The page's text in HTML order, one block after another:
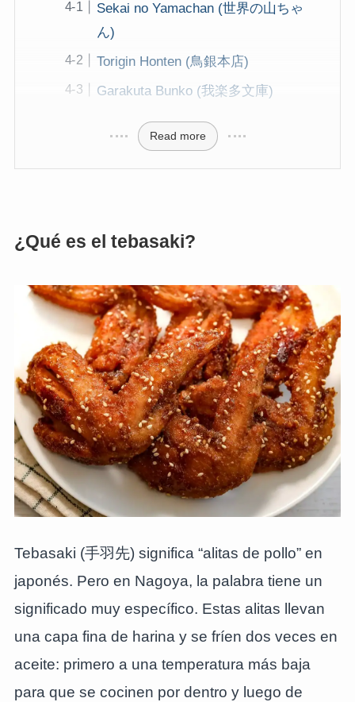
Sekai no Yamachan (世界の山ちゃ
ん)
Torigin Honten (鳥銀本店)
Garakuta Bunko (我楽多文庫)
Read more
¿Qué es el tebasaki?
Tebasaki (手羽先) significa “alitas de pollo” en
japonés. Pero en Nagoya, la palabra tiene un
significado muy específico. Estas alitas llevan
una capa fina de harina y se fríen dos veces en
aceite: primero a una temperatura más baja
para que se cocinen por dentro y luego de